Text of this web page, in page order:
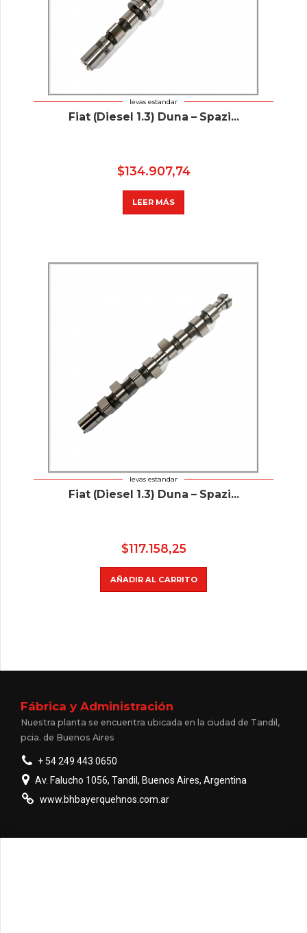
levas estandar
Fiat (Diesel 1.3) Duna – Spazi...
$134.907,74
LEER MÁS
levas estandar
Fiat (Diesel 1.3) Duna – Spazi...
$117.158,25
AÑADIR AL CARRITO
Fábrica y Administración
Nuestra planta se encuentra ubicada en la ciudad de Tandil,
pcia. de Buenos Aires
+ 54 249 443 0650
Av. Falucho 1056, Tandil, Buenos Aires, Argentina
www.bhbayerquehnos.com.ar